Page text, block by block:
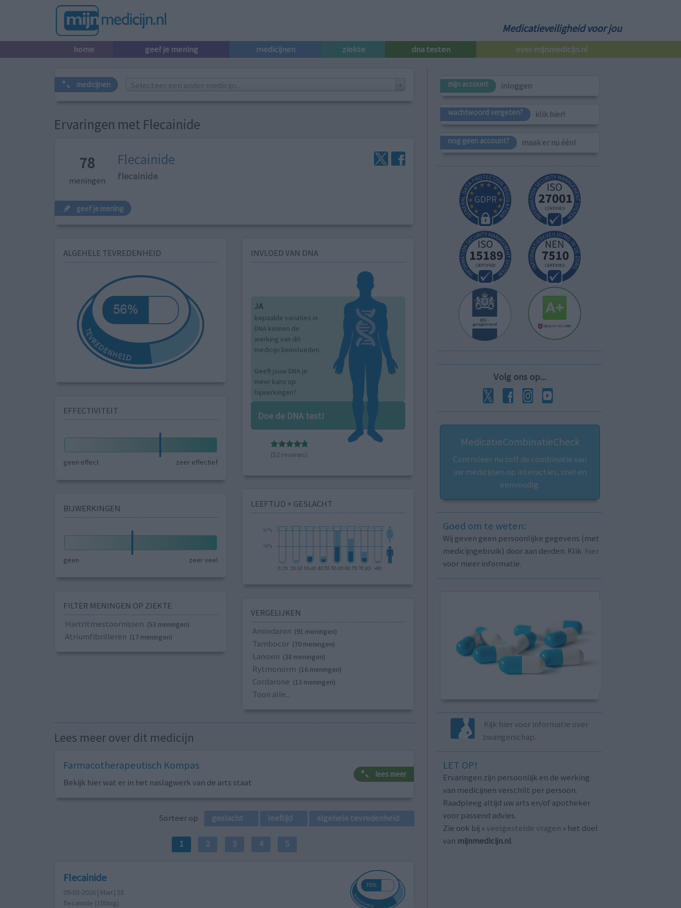
Medicatieveiligheid voor jou
home geef je mening medicijnen ziekte dna testen over mijnmedicijn.nl
medicijnen Selecteer een ander medicijn...
Ervaringen met Flecainide
78
meningen
Flecainide
flecainide
geef je mening
ALGEHELE TEVREDENHEID
EFFECTIVITEIT
geen effect zeer effectief
BIJWERKINGEN
geen zeer veel
FILTER MENINGEN OP ZIEKTE
Hartritmestoornissen (53 meningen)
Atriumfibrilleren (17 meningen)
INVLOED VAN DNA
JA
bepaalde variaties in
DNA kunnen de
werking van dit
medicijn beïnvloeden.
Geeft jouw DNA je
meer kans op
bijwerkingen?
Doe de DNA test!
(52 reviews)
LEEFTIJD + GESLACHT
VERGELIJKEN
Amiodaron (91 meningen)
Tambocor (70 meningen)
Lanoxin (38 meningen)
Rytmonorm (16 meningen)
Cordarone (13 meningen)
Toon alle...
Lees meer over dit medicijn
Farmacotherapeutisch Kompas
Bekijk hier wat er in het naslagwerk van de arts staat
lees meer
Sorteer op geslacht leeftijd algehele tevredenheid
1 2 3 4 5
Flecainide
09-03-2026 | Man | 58
flecainide (100mg)
mijn account inloggen
wachtwoord vergeten? klik hier!
nog geen account? maak er nu één!
Volg ons op...
MedicatieCombinatieCheck
Controleer nu zelf de combinatie van
uw medicijnen op interacties, snel en
eenvoudig.
Goed om te weten:
Wij geven geen persoonlijke gegevens (met
medicijngebruik) door aan derden. Klik hier
voor meer informatie.
Kijk hier voor informatie over
zwangerschap.
LET OP!
Ervaringen zijn persoonlijk en de werking
van medicijnen verschilt per persoon.
Raadpleeg altijd uw arts en/of apotheker
voor passend advies.
Zie ook bij « veelgestelde vragen » het doel
van mijnmedicijn.nl.